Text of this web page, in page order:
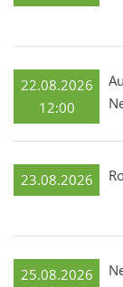
22.08.2026
12:00
23.08.2026
25.08.2026